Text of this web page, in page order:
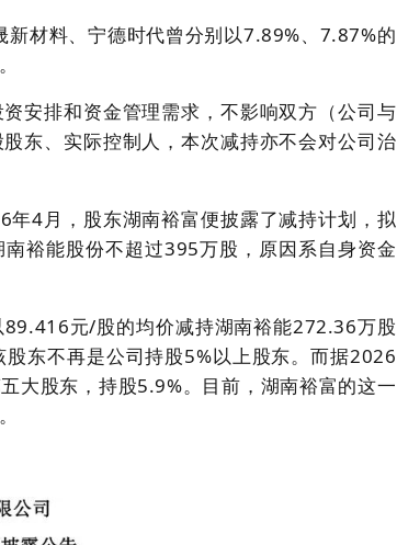
材料、宁德时代曾分别以7.89%、7.87%的
安排和资金管理需求，不影响双方（公司与
东、实际控制人，本次减持亦不会对公司治
4月，股东湖南裕富便披露了减持计划，拟
裕能股份不超过395万股，原因系自身资金
元/股的均价减持湖南裕能272.36万股
东不再是公司持股5%以上股东。而据2026
大股东，持股5.9%。目前，湖南裕富的这一